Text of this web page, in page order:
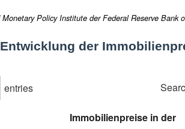
Policy Institute der Federal Reserve Bank
Entwicklung der
entries
Immobilienpreise in der